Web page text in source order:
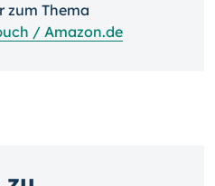
zum Thema
/ Amazon.de